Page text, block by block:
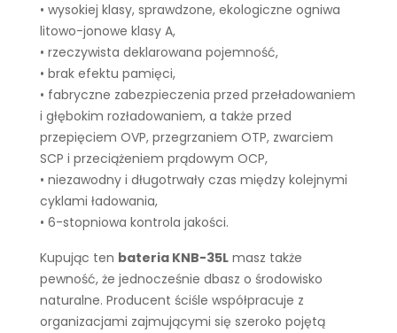
• wysokiej klasy, sprawdzone, ekologiczne ogniwa
litowo-jonowe klasy A,
• rzeczywista deklarowana pojemność,
• brak efektu pamięci,
• fabryczne zabezpieczenia przed przeładowaniem
i głębokim rozładowaniem, a także przed
przepięciem OVP, przegrzaniem OTP, zwarciem
SCP i przeciążeniem prądowym OCP,
• niezawodny i długotrwały czas między kolejnymi
cyklami ładowania,
• 6-stopniowa kontrola jakości.
Kupując ten bateria KNB-35L masz także
pewność, że jednocześnie dbasz o środowisko
naturalne. Producent ściśle współpracuje z
organizacjami zajmującymi się szeroko pojętą